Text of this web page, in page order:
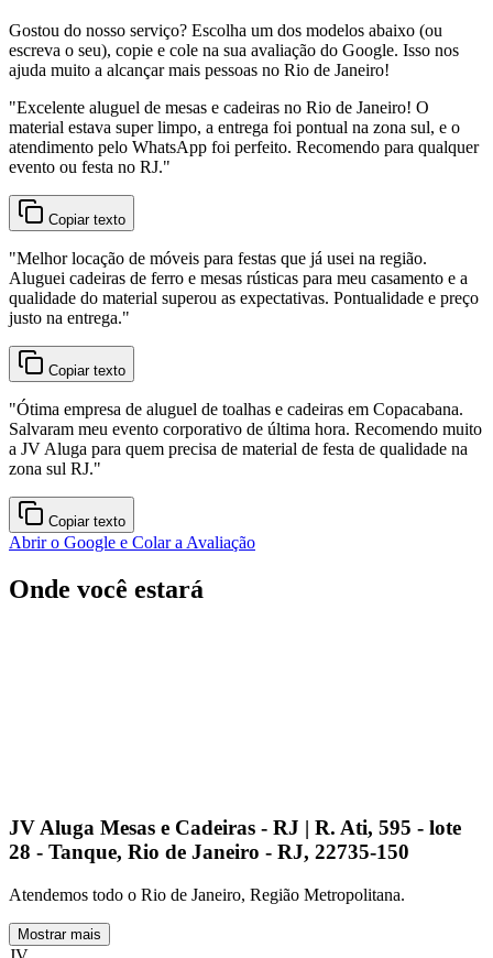
Gostou do nosso serviço? Escolha um dos modelos abaixo (ou
escreva o seu), copie e cole na sua avaliação do Google. Isso nos
ajuda muito a alcançar mais pessoas no Rio de Janeiro!
"Excelente aluguel de mesas e cadeiras no Rio de Janeiro! O
material estava super limpo, a entrega foi pontual na zona sul, e o
atendimento pelo WhatsApp foi perfeito. Recomendo para qualquer
evento ou festa no RJ."
Copiar texto
"Melhor locação de móveis para festas que já usei na região.
Aluguei cadeiras de ferro e mesas rústicas para meu casamento e a
qualidade do material superou as expectativas. Pontualidade e preço
justo na entrega."
Copiar texto
"Ótima empresa de aluguel de toalhas e cadeiras em Copacabana.
Salvaram meu evento corporativo de última hora. Recomendo muito
a JV Aluga para quem precisa de material de festa de qualidade na
zona sul RJ."
Copiar texto
Abrir o Google e Colar a Avaliação
Onde você estará
JV Aluga Mesas e Cadeiras - RJ | R. Ati, 595 - lote
28 - Tanque, Rio de Janeiro - RJ, 22735-150
Atendemos todo o Rio de Janeiro, Região Metropolitana.
Mostrar mais